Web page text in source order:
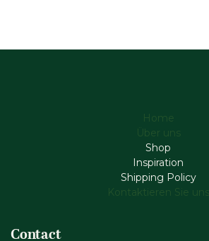
Home
Über uns
Shop
Inspiration
Shipping Policy
Kontaktieren Sie uns
Contact